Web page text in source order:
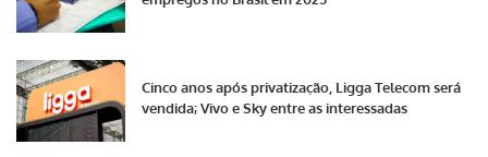
Cinco anos após privatização, Ligga Telecom será
vendida; Vivo e Sky entre as interessadas